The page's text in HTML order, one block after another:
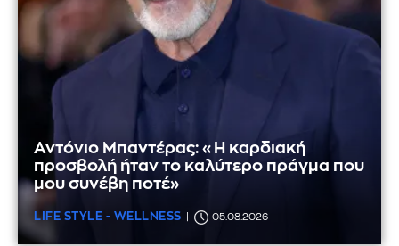
Αντόνιο Μπαντέρας: «Η καρδιακή
προσβολή ήταν το καλύτερο πράγμα που
μου συνέβη ποτέ»
LIFE STYLE - WELLNESS 05.08.2026